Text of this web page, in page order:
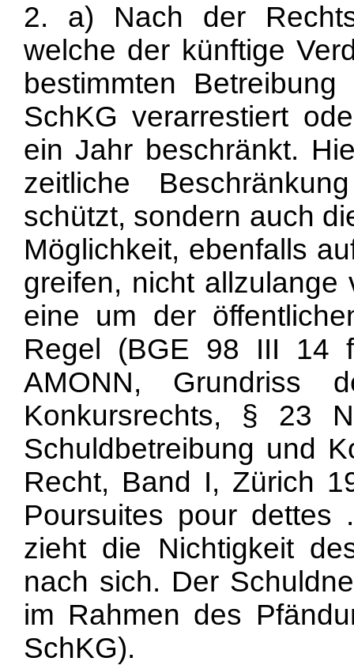
2. a) Nach der
welche der künftige
bestimmten
SchKG verarrestiert
ein Jahr beschränkt.
zeitliche
schützt, sondern auch
Möglichkeit, ebenfalls
greifen, nicht
eine um der
Regel (BGE 98 III
AMONN, Grundriss
Konkursrechts, § 23
Schuldbetreibung und
Recht, Band I, Zürich
Poursuites pour dettes
zieht die Nichtigkeit
nach sich. Der
im Rahmen des
SchKG).